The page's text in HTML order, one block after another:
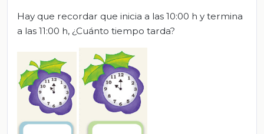
Hay que recordar que inicia a las 10:00 h y termina
a las 11:00 h, ¿Cuánto tiempo tarda?